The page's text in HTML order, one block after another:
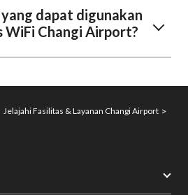
dapat digunakan
WiFi Changi Airport?
Jelajahi Fasilitas & Layanan Changi Airport